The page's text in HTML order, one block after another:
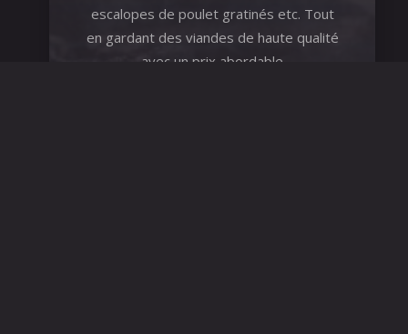
escalopes de poulet gratinés etc. Tout
en gardant des viandes de haute qualité
avec un prix abordable